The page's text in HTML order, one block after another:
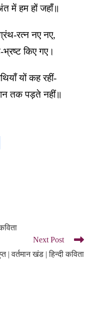
में हम हों जहाँ॥
रत्न नए नए,
भ्रष्ट किए गए।
यों कह रहीं-
तक पड़ते नहीं॥
Next Post
| वर्तमान खंड | हिन्दी कविता